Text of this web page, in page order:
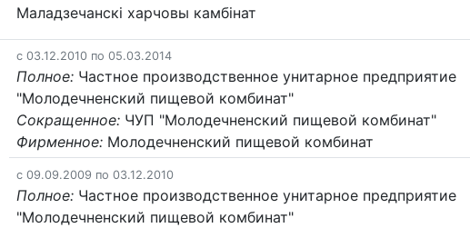
Маладзечанскі харчовы камбінат
c 03.12.2010 по 05.03.2014
Полное: Частное производственное унитарное предприятие
"Молодечненский пищевой комбинат"
Сокращенное: ЧУП "Молодечненский пищевой комбинат"
Фирменное: Молодечненский пищевой комбинат
c 09.09.2009 по 03.12.2010
Полное: Частное производственное унитарное предприятие
"Молодечненский пищевой комбинат"